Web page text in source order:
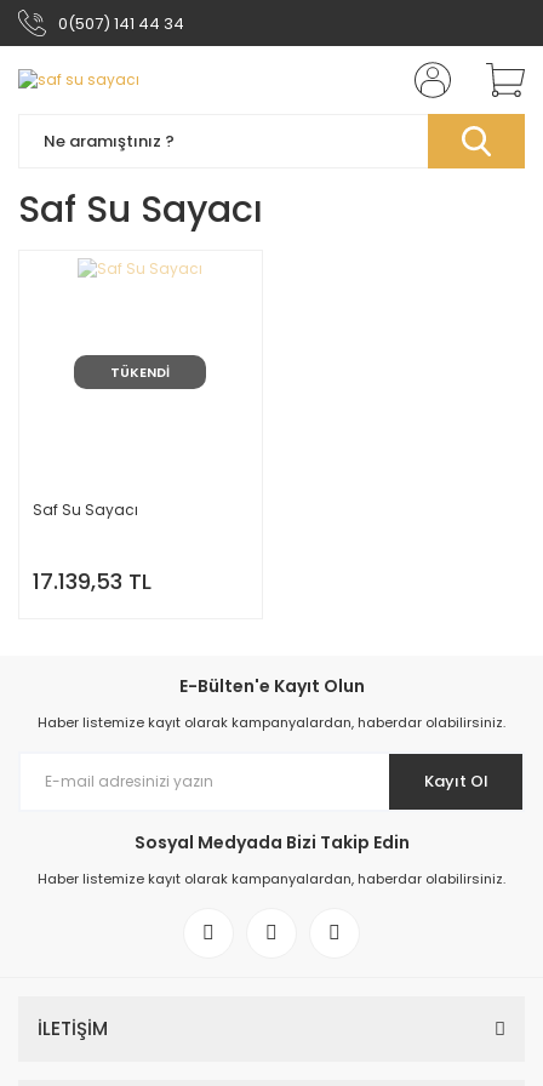
0(507) 141 44 34
Saf Su Sayacı
TÜKENDİ
Saf Su Sayacı
17.139,53 TL
E-Bülten'e Kayıt Olun
Haber listemize kayıt olarak kampanyalardan, haberdar olabilirsiniz.
Kayıt Ol
Sosyal Medyada Bizi Takip Edin
Haber listemize kayıt olarak kampanyalardan, haberdar olabilirsiniz.
İLETİŞİM